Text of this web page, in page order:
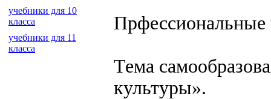
учебники для 10
класса
учебники для 11
класса
Прфессиональные
Тема
культуры».